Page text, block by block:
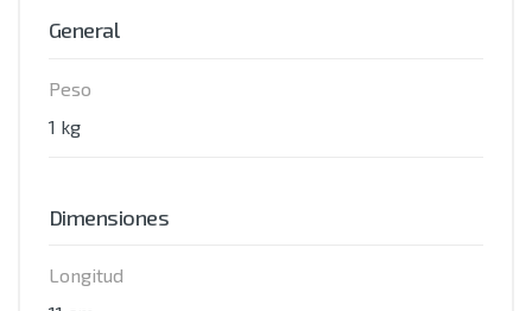
General
Peso
1 kg
Dimensiones
Longitud